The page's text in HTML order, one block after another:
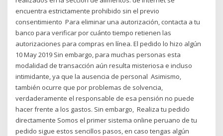
encuentra estrictamente prohibido sin el previo
consentimiento Para eliminar una autorización, contacta a tu
banco para verificar por cuánto tiempo retienen las
autorizaciones para compras en línea. El pedido lo hizo algún
10 May 2019 Sin embargo, para muchas personas esta
modalidad de transacción aún resulta misteriosa e incluso
intimidante, ya que la ausencia de personal Asimismo,
también ocurre que por problemas de solvencia,
verdaderamente el responsable de esa pensión no puede
hacer frente a los gastos. Sin embargo, Realiza tu pedido
directamente Somos el primer sistema online peruano de tu
pedido sigue estos sencillos pasos, en caso tengas algún